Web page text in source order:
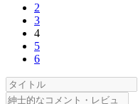
2
3
4
5
6